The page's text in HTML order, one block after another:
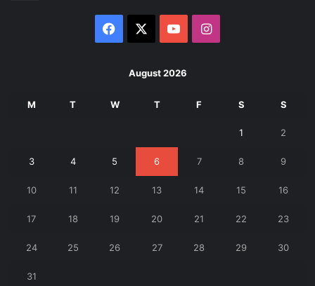
Facebook YouTubeInstagram
August 2026
M T W T F S S
1 2
3 4 5 6 7 8 9
10 11 12 13 14 15 16
17 18 19 20 21 22 23
24 25 26 27 28 29 30
31